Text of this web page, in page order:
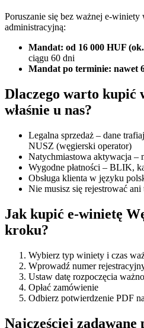
Poruszanie się bez ważnej e-winiety
administracyjną:
Mandat: od 16 000 HUF (ok.
ciągu 60 dni
Mandat po terminie: nawet
Dlaczego warto kupić
właśnie u nas?
Legalna sprzedaż – dane
NUSZ (węgierski operator)
Natychmiastowa aktywacja –
Wygodne płatności – BLIK,
Obsługa klienta w języku
Nie musisz się rejestrować
Jak kupić e-winietę
kroku?
Wybierz typ winiety i czas
Wprowadź numer
Ustaw datę rozpoczęcia
Opłać zamówienie
Odbierz potwierdzenie PDF
Najczęściej zadawane